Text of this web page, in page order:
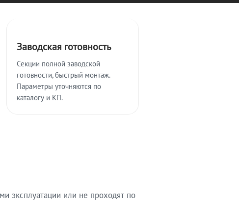
Заводская готовность
Секции полной заводской
готовности, быстрый монтаж.
Параметры уточняются по
каталогу и КП.
эксплуатации или не проходят по